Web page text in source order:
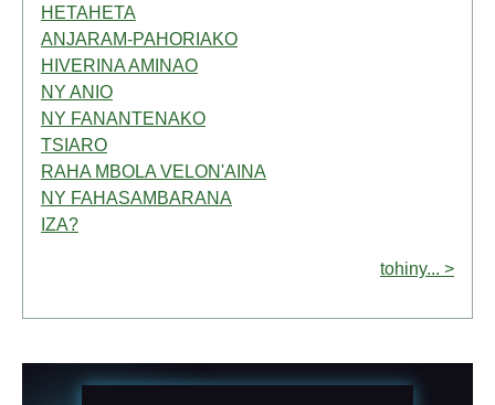
HETAHETA
ANJARAM-PAHORIAKO
HIVERINA AMINAO
NY ANIO
NY FANANTENAKO
TSIARO
RAHA MBOLA VELON'AINA
NY FAHASAMBARANA
IZA?
tohiny... >